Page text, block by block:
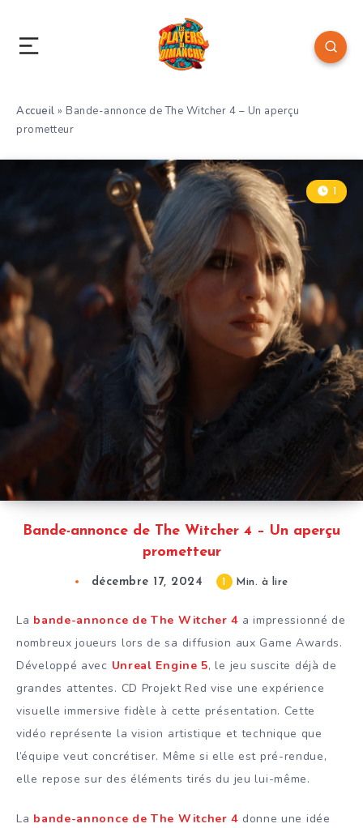
Accueil » Bande-annonce de The Witcher 4 – Un aperçu
prometteur
Bande-annonce de The Witcher 4 – Un aperçu
prometteur
1
décembre 17, 2024 1 Min. à lire
La bande-annonce de The Witcher 4 a impressionné de
nombreux joueurs lors de sa diffusion aux Game Awards.
Développé avec Unreal Engine 5, le jeu suscite déjà de
grandes attentes. CD Projekt Red vise une expérience
visuelle immersive fidèle à cette présentation. Cette
vidéo représente la vision artistique et technique que
l’équipe veut concrétiser. Même si elle est pré-rendue,
elle repose sur des éléments tirés du jeu lui-même.
La bande-annonce de The Witcher 4 donne une idée